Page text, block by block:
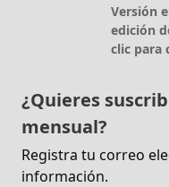
Versión
edición
clic para
¿Quieres
mensual?
Registra tu correo
información.